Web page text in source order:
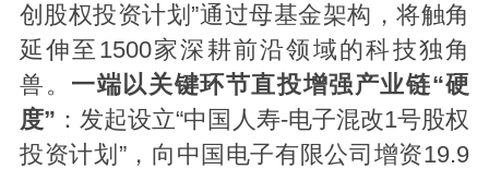
创股权投资计划”通过母基金架构，将触角
延伸至1500家深耕前沿领域的科技独角
兽。 一端 以关键环节直投增强产业链“硬
度” ：发起设立“中国人寿-电子混改1号股权
投资计划”，向中国电子有限公司增资19.9